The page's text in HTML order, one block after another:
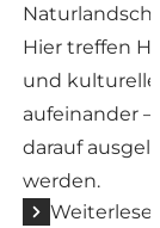
Hier treffen
und
aufeinander
darauf
werden.